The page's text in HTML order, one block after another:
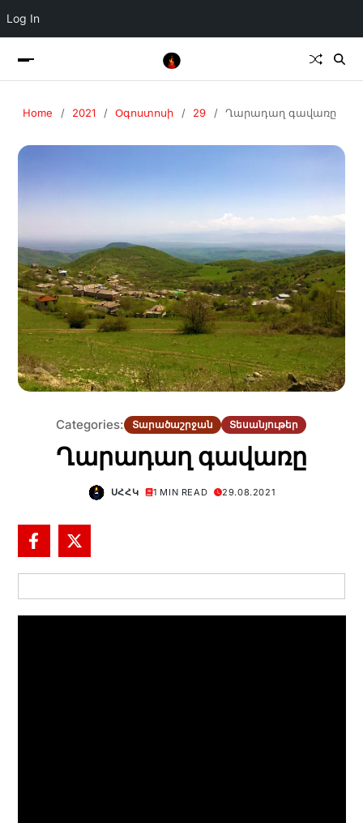
Log In
Home 2021 Օգոստոսի 29 Ղարադաղ գավառը
Categories: Տարածաշրջան Տեսանյութեր
Ղարադաղ գավառը
ՍՀՀԿ 1 MIN READ 29.08.2021